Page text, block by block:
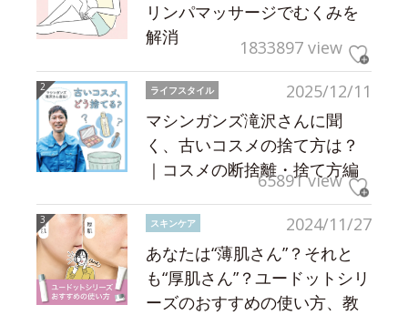
リンパマッサージでむくみを
解消
1833897 view
2025/12/11
ライフスタイル
マシンガンズ滝沢さんに聞
く、古いコスメの捨て方は？
｜コスメの断捨離・捨て方編
65891 view
2024/11/27
スキンケア
あなたは“薄肌さん”？それと
も“厚肌さん”？ユードットシリ
ーズのおすすめの使い方、教